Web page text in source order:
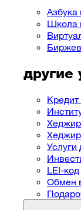
Азбука
Школа
другие
Кредит
Услуги
LEI-код
Обмен